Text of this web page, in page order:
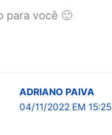
para você 🙂
ADRIANO PAIVA
04/11/2022 EM 15:25